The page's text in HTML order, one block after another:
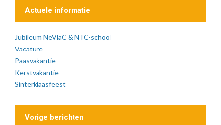
Actuele informatie
Jubileum NeVlaC & NTC-school
Vacature
Paasvakantie
Kerstvakantie
Sinterklaasfeest
Vorige berichten